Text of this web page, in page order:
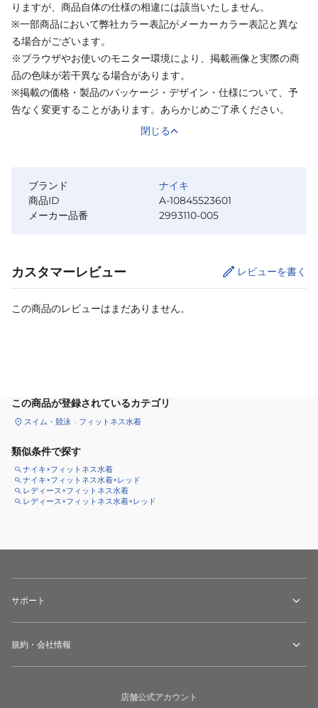
りますが、商品自体の仕様の相違には該当いたしません。
※一部商品において弊社カラー表記がメーカーカラー表記と異な
る場合がございます。
※ブラウザやお使いのモニター環境により、掲載画像と実際の商
品の色味が若干異なる場合があります。
※掲載の価格・製品のパッケージ・デザイン・仕様について、予
告なく変更することがあります。あらかじめご了承ください。
閉じる
ブランド
ナイキ
商品ID
A-10845523601
メーカー品番
2993110-005
カスタマーレビュー レビューを書く
この商品のレビューはまだありません。
この商品が登録されているカテゴリ
スイム・競泳 フィットネス水着
類似条件で探す
ナイキ×フィットネス水着
ナイキ×フィットネス水着×レッド
レディース×フィットネス水着
レディース×フィットネス水着×レッド
サポート
規約・会社情報
店舗公式アカウント